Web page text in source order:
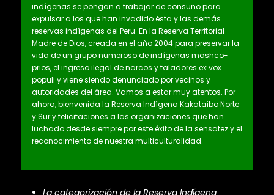
indígenas se pongan a trabajar de consuno para
expulsar a los que han invadido ésta y las demás
reservas indígenas del Peru. En la Reserva Territorial
Madre de Dios, creada en el año 2004 para preservar la
vida de un grupo numeroso de indígenas mashco-
prios, el ingreso ilegal de narcos y taladores ex vox
populi y viene siendo denunciado por vecinos y
autoridades del área. Vamos a estar muy atentos. Por
ahora, bienvenida la Reserva Indígena Kakataibo Norte
y Sur y felicitaciones a las organizaciones que han
luchado desde siempre por este éxito de la sensatez y el
reconocimiento de nuestra multiculturalidad.
La categorización de la Reserva Indígena